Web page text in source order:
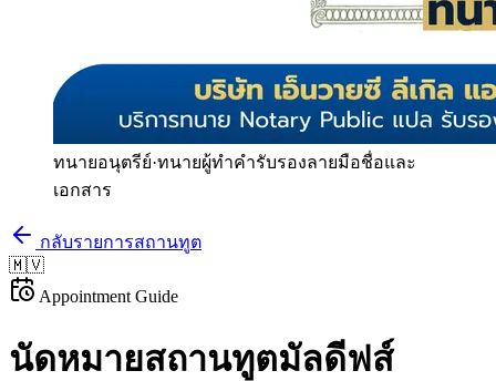
ทนายอนุตรีย์·ทนายผู้ทำคำรับรองลายมือชื่อและ
เอกสาร
กลับรายการสถานทูต
🇲🇻
Appointment Guide
นัดหมายสถานทูตมัลดีฟส์